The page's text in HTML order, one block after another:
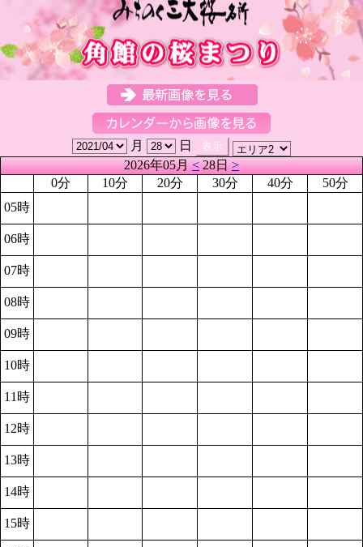
月
日
2026年05月<28日>
0分
10分 20分 30分 40分
50分
05時
06時
07時
08時
09時
10時
11時
12時
13時
14時
15時